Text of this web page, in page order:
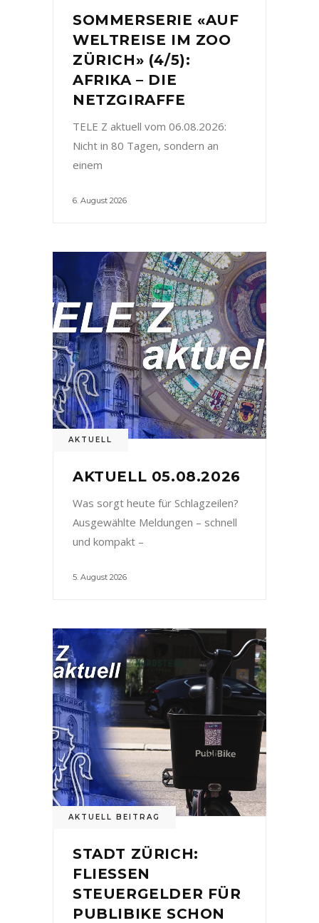
SOMMERSERIE «AUF
WELTREISE IM ZOO
ZÜRICH» (4/5):
AFRIKA – DIE
NETZGIRAFFE
TELE Z aktuell vom 06.08.2026:
Nicht in 80 Tagen, sondern an
einem
6. August 2026
AKTUELL
AKTUELL 05.08.2026
Was sorgt heute für Schlagzeilen?
Ausgewählte Meldungen – schnell
und kompakt –
5. August 2026
AKTUELL BEITRAG
STADT ZÜRICH:
FLIESSEN
STEUERGELDER FÜR
PUBLIBIKE SCHON